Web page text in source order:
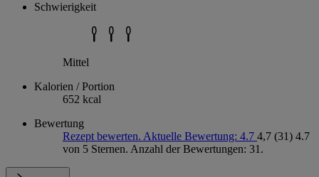
Schwierigkeit
Mittel
Kalorien / Portion
652 kcal
Bewertung
Rezept bewerten. Aktuelle Bewertung: 4.7 4,7 (31) 4.7
von 5 Sternen. Anzahl der Bewertungen: 31.